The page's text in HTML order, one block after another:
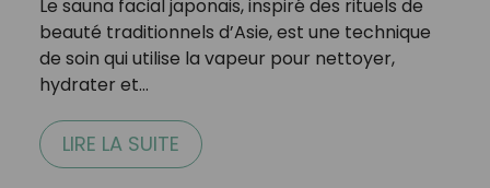
Le sauna facial japonais, inspiré des rituels de
beauté traditionnels d’Asie, est une technique
de soin qui utilise la vapeur pour nettoyer,
hydrater et…
LIRE LA SUITE